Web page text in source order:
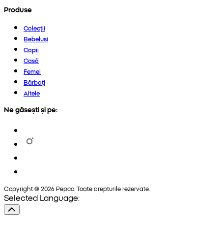
Produse
Colecții
Bebeluși
Copii
Casă
Femei
Bărbați
Altele
Ne găsești și pe:
Copyright © 2026 Pepco. Toate drepturile rezervate.
Selected Language: